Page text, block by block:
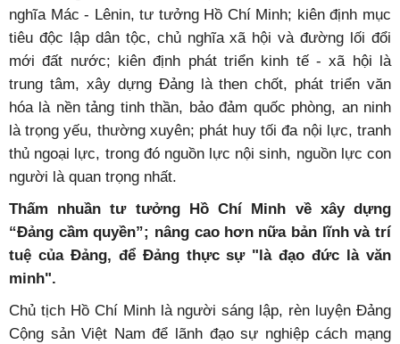
nghĩa Mác - Lênin, tư tưởng Hồ Chí Minh; kiên định mục
tiêu độc lập dân tộc, chủ nghĩa xã hội và đường lối đổi
mới đất nước; kiên định phát triển kinh tế - xã hội là
trung tâm, xây dựng Đảng là then chốt, phát triển văn
hóa là nền tảng tinh thần, bảo đảm quốc phòng, an ninh
là trọng yếu, thường xuyên; phát huy tối đa nội lực, tranh
thủ ngoại lực, trong đó nguồn lực nội sinh, nguồn lực con
người là quan trọng nhất.
Thấm nhuần tư tưởng Hồ Chí Minh về xây dựng
“Đảng cầm quyền”; nâng cao hơn nữa bản lĩnh và trí
tuệ của Đảng, để Đảng thực sự "là đạo đức là văn
minh".
Chủ tịch Hồ Chí Minh là người sáng lập, rèn luyện Đảng
Cộng sản Việt Nam để lãnh đạo sự nghiệp cách mạng